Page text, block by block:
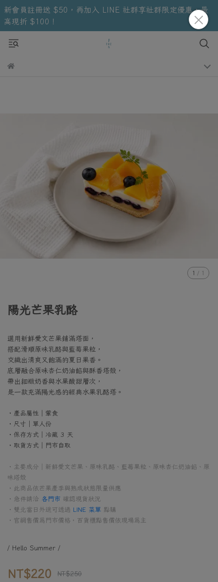
新會員註冊送 $50，再加入 LINE 社群享社群限定優惠，最
高現折 $100！
1 / 1
陽光芒果乳酪
選用新鮮愛文芒果鋪滿塔面，
搭配滑順原味乳酪與藍莓果粒，
交織出清爽又飽滿的夏日果香。
底層融合原味杏仁奶油餡與酥香塔殼，
帶出細緻奶香與水果酸甜層次，
是一款充滿陽光感的經典水果乳酪塔。
・產品屬性｜葷食
・尺寸｜單人份
・保存方式｜冷藏 3 天
・取貨方式｜門市自取
・主要成分｜新鮮愛文芒果、原味乳酪、藍莓果粒、原味杏仁奶油餡、原
味塔殼
・此商品依芒果產季與熟成狀態限量供應
・急件請洽 各門市 確認現貨狀況
・雙北當日外送可透過 LINE 菜單 點購
・官網售價為門市價格，百貨櫃點售價依現場為主
/ Hello Summer /
NT$220 NT$250